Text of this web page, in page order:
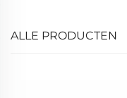
ALLE PRODUCTEN